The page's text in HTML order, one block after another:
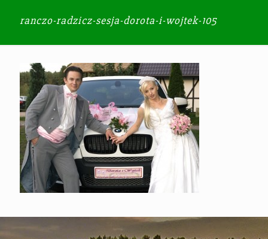
ranczo-radzicz-sesja-dorota-i-wojtek-105